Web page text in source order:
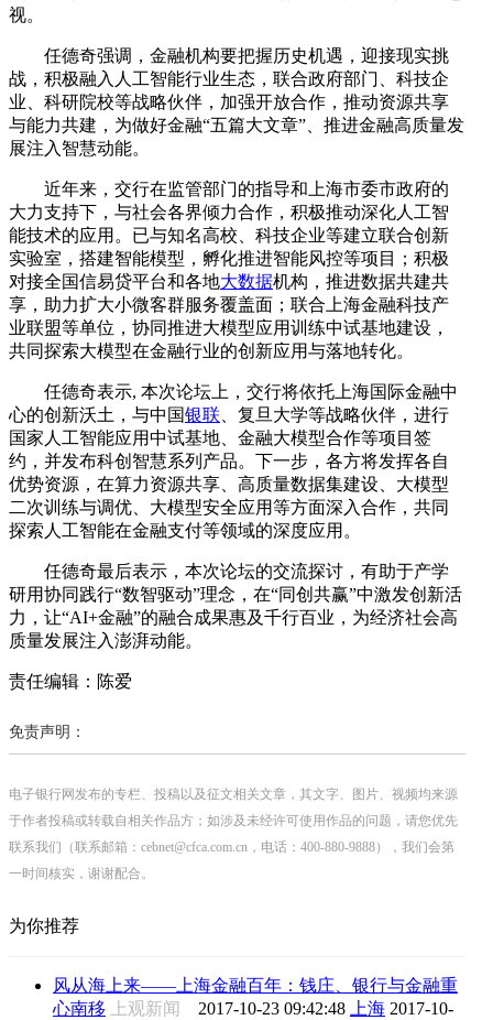
视。
任德奇强调，金融机构要把握历史机遇，迎接现实挑
战，积极融入人工智能行业生态，联合政府部门、科技企
业、科研院校等战略伙伴，加强开放合作，推动资源共享
与能力共建，为做好金融“五篇大文章”、推进金融高质量发
展注入智慧动能。
近年来，交行在监管部门的指导和上海市委市政府的
大力支持下，与社会各界倾力合作，积极推动深化人工智
能技术的应用。已与知名高校、科技企业等建立联合创新
实验室，搭建智能模型，孵化推进智能风控等项目；积极
对接全国信易贷平台和各地大数据机构，推进数据共建共
享，助力扩大小微客群服务覆盖面；联合上海金融科技产
业联盟等单位，协同推进大模型应用训练中试基地建设，
共同探索大模型在金融行业的创新应用与落地转化。
任德奇表示, 本次论坛上，交行将依托上海国际金融中
心的创新沃土，与中国银联 、复旦大学等战略伙伴，进行
国家人工智能应用中试基地、金融大模型合作等项目签
约，并发布科创智慧系列产品。下一步，各方将发挥各自
优势资源，在算力资源共享、高质量数据集建设、大模型
二次训练与调优、大模型安全应用等方面深入合作，共同
探索人工智能在金融支付等领域的深度应用。
任德奇最后表示，本次论坛的交流探讨，有助于产学
研用协同践行“数智驱动”理念，在“同创共赢”中激发创新活
力，让“AI+金融”的融合成果惠及千行百业，为经济社会高
质量发展注入澎湃动能。
责任编辑：陈爱
免责声明：
电子银行网发布的专栏、投稿以及征文相关文章，其文字、图片、视频均来源
于作者投稿或转载自相关作品方；如涉及未经许可使用作品的问题，请您优先
联系我们（联系邮箱：cebnet@cfca.com.cn，电话：400-880-9888），我们会第
一时间核实，谢谢配合。
为你推荐
风从海上来——上海金融百年：钱庄、银行与金融重
心南移
上观新闻 2017-10-23 09:42:48 上海 2017-10-